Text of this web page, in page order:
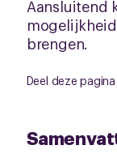
Aansluitend
brengen.
Deel deze pagina